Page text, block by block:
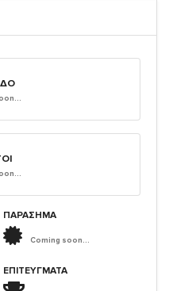
ΠΑΡΑΣΗΜΑ
Coming soon...
ΕΠΙΤΕΎΓΜΑΤΑ